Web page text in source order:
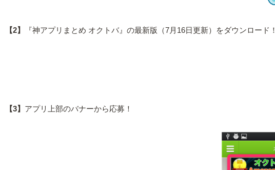
【2】 『神アプリまとめ オクトバ』の最新版（7月16日更新）をダウンロード！
【3】 アプリ上部のバナーから応募！